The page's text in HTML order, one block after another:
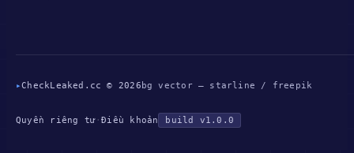
▸CheckLeaked.cc © 2026 bg vector — starline / freepik
Quyền riêng tư ·Điều khoản build v1.0.0